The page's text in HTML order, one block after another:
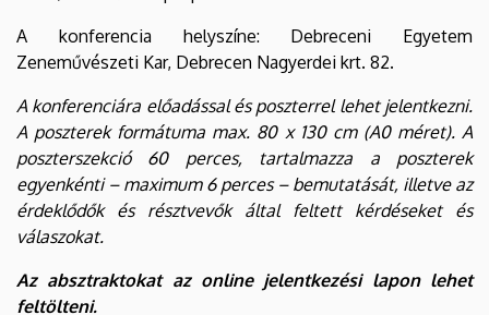
A konferencia helyszíne: Debreceni Egyetem
Zeneművészeti Kar, Debrecen Nagyerdei krt. 82.
A konferenciára előadással és poszterrel lehet jelentkezni.
A poszterek formátuma max. 80 x 130 cm (A0 méret). A
poszterszekció 60 perces, tartalmazza a poszterek
egyenkénti – maximum 6 perces – bemutatását, illetve az
érdeklődők és résztvevők által feltett kérdéseket és
válaszokat.
Az absztraktokat az online jelentkezési lapon lehet
feltölteni.